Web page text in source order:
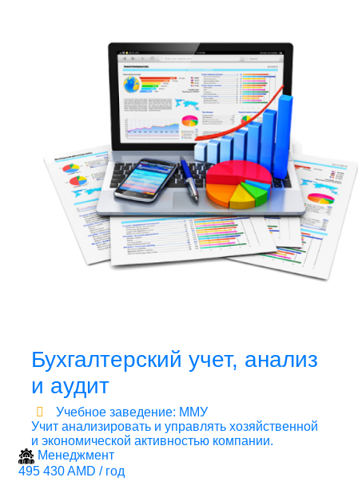
Бухгалтерский учет, анализ
и аудит
Учебное заведение: ММУ
Учит анализировать и управлять хозяйственной
и экономической активностью компании.
Менеджмент
495 430 AMD / год